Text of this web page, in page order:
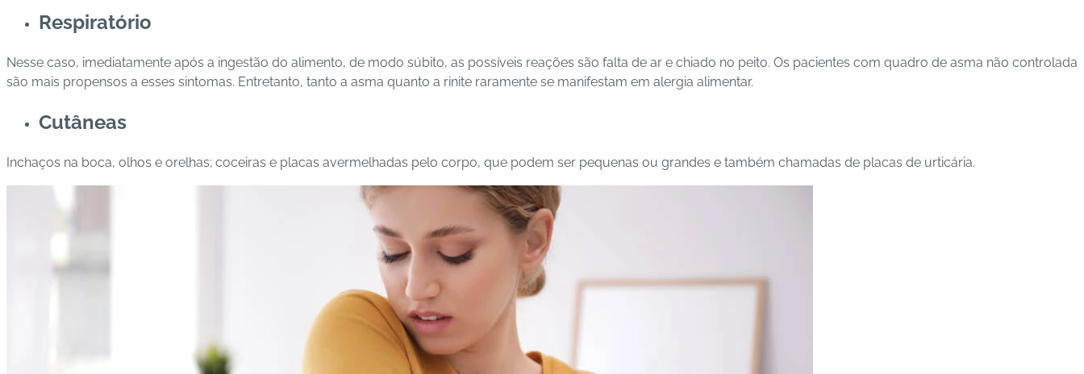
Respiratório
Nesse caso, imediatamente após a ingestão do alimento, de modo súbito, as possíveis reações são falta de ar e chiado no peito. Os pacientes com quadro de asma não controlada
são mais propensos a esses sintomas. Entretanto, tanto a asma quanto a rinite raramente se manifestam em alergia alimentar.
Cutâneas
Inchaços na boca, olhos e orelhas; coceiras e placas avermelhadas pelo corpo, que podem ser pequenas ou grandes e também chamadas de placas de urticária.